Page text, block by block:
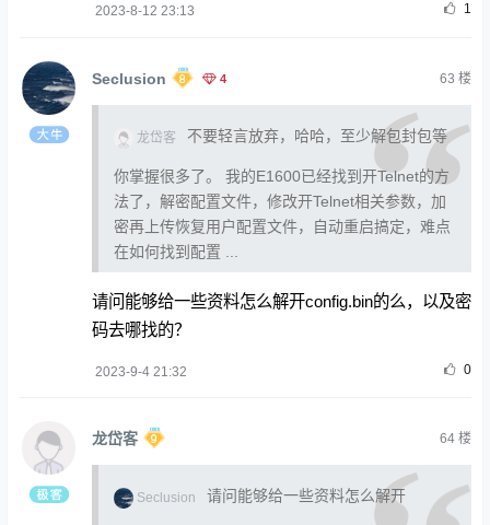
2023-8-12 23:13 1
Seclusion 4 63 楼
龙岱客 不要轻言放弃，哈哈，至少解包封包等
你掌握很多了。 我的E1600已经找到开Telnet的方
法了，解密配置文件，修改开Telnet相关参数，加
密再上传恢复用户配置文件，自动重启搞定，难点
在如何找到配置 ...
请问能够给一些资料怎么解开config.bin的么，以及密
码去哪找的？
2023-9-4 21:32 0
龙岱客 64楼
Seclusion 请问能够给一些资料怎么解开